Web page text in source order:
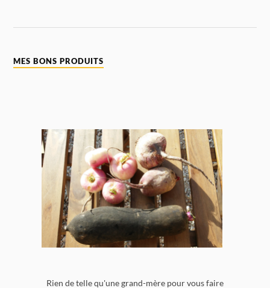
MES BONS PRODUITS
Rien de telle qu'une grand-mère pour vous faire